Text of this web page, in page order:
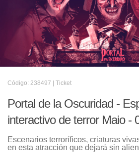
Código: 238497 | Ticket
Portal de la Oscuridad -
interactivo de terror Maio -
Escenarios terroríficos, criaturas
en esta atracción que dejará sin